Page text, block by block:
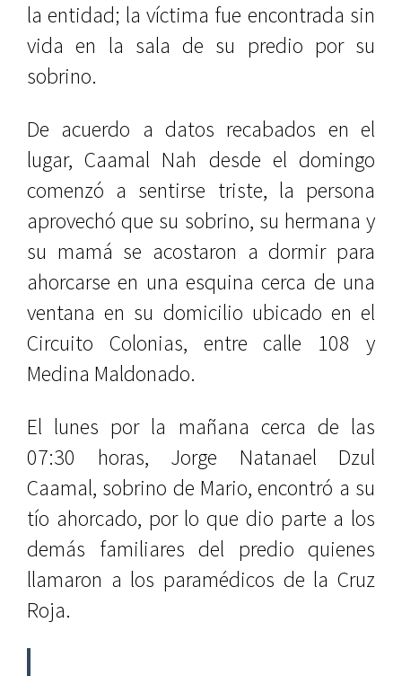
la entidad; la víctima fue encontrada sin
vida en la sala de su predio por su
sobrino.
De acuerdo a datos recabados en el
lugar, Caamal Nah desde el domingo
comenzó a sentirse triste, la persona
aprovechó que su sobrino, su hermana y
su mamá se acostaron a dormir para
ahorcarse en una esquina cerca de una
ventana en su domicilio ubicado en el
Circuito Colonias, entre calle 108 y
Medina Maldonado.
El lunes por la mañana cerca de las
07:30 horas, Jorge Natanael Dzul
Caamal, sobrino de Mario, encontró a su
tío ahorcado, por lo que dio parte a los
demás familiares del predio quienes
llamaron a los paramédicos de la Cruz
Roja.